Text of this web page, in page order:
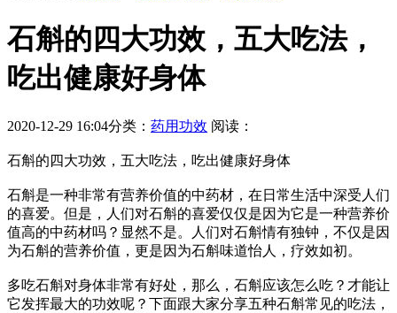
石斛的四大功效，五大吃法，
吃出健康好身体
2020-12-29 16:04分类： 药用功效 阅读：
石斛的四大功效，五大吃法，吃出健康好身体
石斛是一种非常有营养价值的中药材，在日常生活中深受人们
的喜爱。但是，人们对石斛的喜爱仅仅是因为它是一种营养价
值高的中药材吗？显然不是。人们对石斛情有独钟，不仅是因
为石斛的营养价值，更是因为石斛味道怡人，疗效如初。
多吃石斛对身体非常有好处，那么，石斛应该怎么吃？才能让
它发挥最大的功效呢？下面跟大家分享五种石斛常见的吃法，